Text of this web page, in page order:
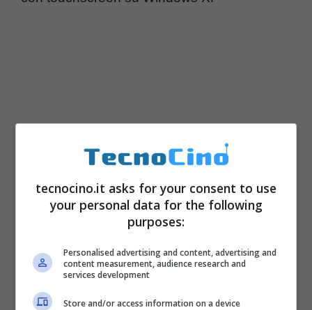
tecnocino.it asks for your consent to use
your personal data for the following
purposes:
Personalised advertising and content, advertising and
content measurement, audience research and
services development
Store and/or access information on a device